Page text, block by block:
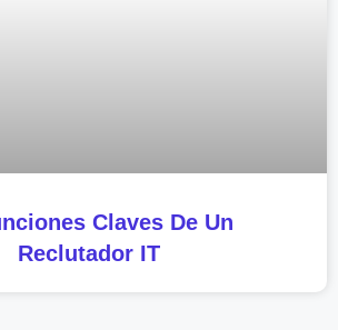
Claves De Un
Reclutador IT